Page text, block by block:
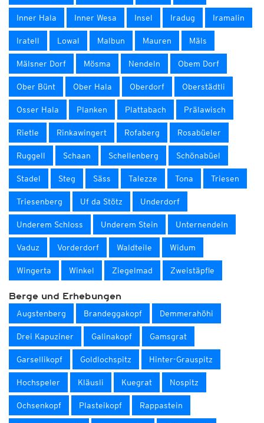
Inner Hala Inner Wesa Insel Iradug Iramalin
Iratell Lowal Malbun Mauren Mäls
Mälsner Dorf Mösma Nendeln Obem Dorf
Ober Bünt Ober Hala Oberdorf Oberstädtli
Osser Hala Planken Plattabach Prälawisch
Rietle Rinkawingert Rofaberg Rosabüeler
Ruggell Schaan Schellenberg Schönabüel
Stadel Steg Säss Talezze Tona Triesen
Triesenberg Uf da Stötz Underdorf
Underem Schloss Underem Stein Unternendeln
Vaduz Vorderdorf Waldteile Widum
Wingerta Winkel Ziegelmad Zweistäpfle
Berge und Erhebungen
Augstenberg Brandeggakopf Demmerahöhi
Drei Kapuziner Galinakopf Gamsgrat
Garsellikopf Goldlochspitz Hinter-Grauspitz
Hochspeler Kläusli Kuegrat Nospitz
Ochsenkopf Plasteikopf Rappastein